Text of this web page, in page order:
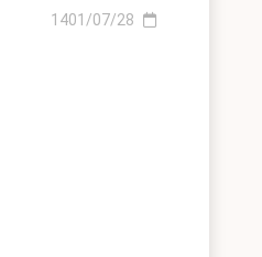
1401/07/28